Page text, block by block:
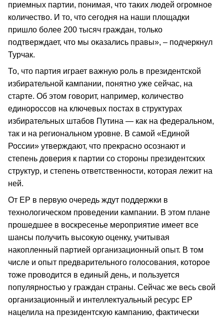
приемных партии, понимая, что таких людей огромное
количество. И то, что сегодня на наши площадки
пришло более 200 тысяч граждан, только
подтверждает, что мы оказались правы», – подчеркнул
Турчак.
То, что партия играет важную роль в президентской
избирательной кампании, понятно уже сейчас, на
старте. Об этом говорит, например, количество
единороссов на ключевых постах в структурах
избирательных штабов Путина — как на федеральном,
так и на региональном уровне. В самой «Единой
России» утверждают, что прекрасно осознают и
степень доверия к партии со стороны президентских
структур, и степень ответственности, которая лежит на
ней.
От ЕР в первую очередь ждут поддержки в
технологическом проведении кампании. В этом плане
прошедшее в воскресенье мероприятие имеет все
шансы получить высокую оценку, учитывая
накопленный партией организационный опыт. В том
числе и опыт предварительного голосования, которое
тоже проводится в единый день, и пользуется
популярностью у граждан страны. Сейчас же весь свой
организационный и интеллектуальный ресурс ЕР
нацелила на президентскую кампанию, фактически